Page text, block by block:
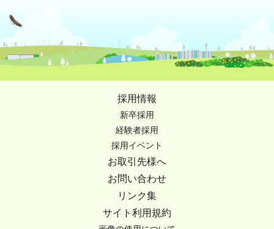
採用情報
新卒採用
経験者採用
採用イベント
お取引先様へ
お問い合わせ
リンク集
サイト利用規約